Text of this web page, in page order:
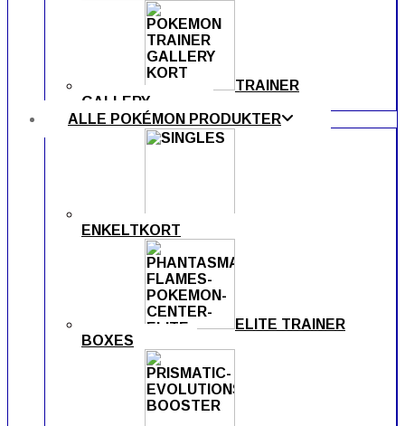
TRAINER
GALLERY
ALLE POKÉMON PRODUKTER
ENKELTKORT
ELITE TRAINER
BOXES